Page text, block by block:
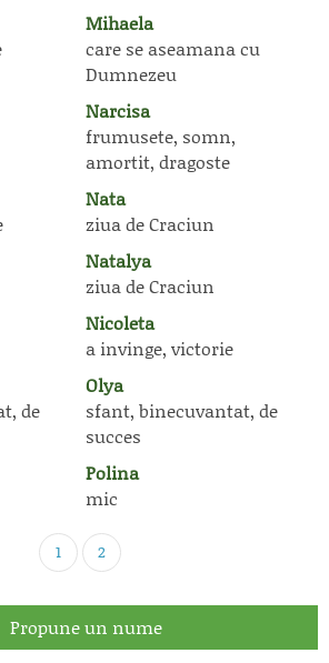
Mihaela
care se aseamana cu
Dumnezeu
Narcisa
frumusete, somn,
amortit, dragoste
Nata
ziua de Craciun
Natalya
ziua de Craciun
Nicoleta
a invinge, victorie
de
Olya
sfant, binecuvantat, de
succes
Polina
mic
1 2
Propune un nume